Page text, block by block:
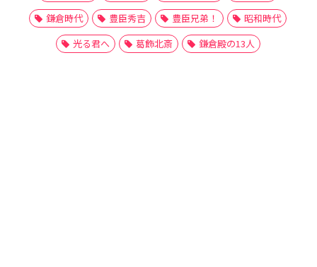
鎌倉時代
豊臣秀吉 豊臣兄弟！
昭和時代
光る君へ
葛飾北斎 鎌倉殿の13人